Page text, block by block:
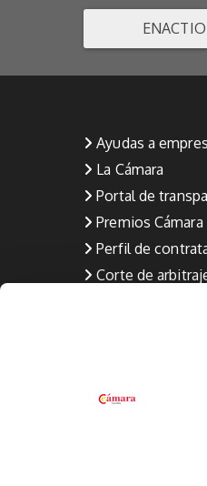
Ayudas a
La Cámara
Portal de
Premios Cámara
Perfil de
Corte de
Política de
Canal de denuncia